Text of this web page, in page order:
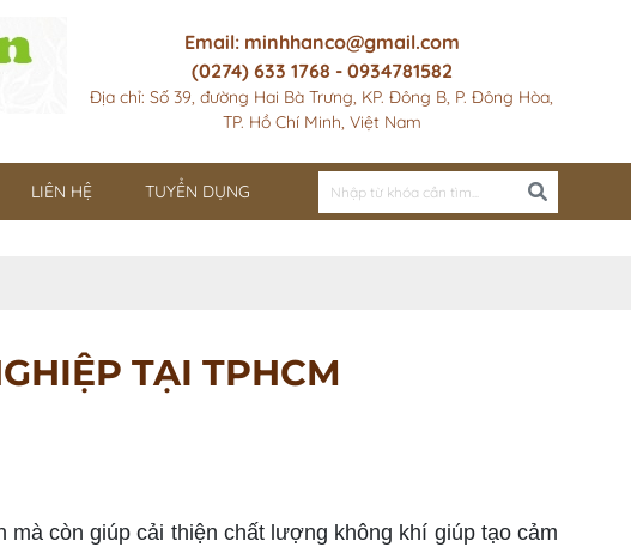
Email: minhhanco@gmail.com
(0274) 633 1768 - 0934781582
Địa chỉ: Số 39, đường Hai Bà Trưng, KP. Đông B, P. Đông Hòa,
TP. Hồ Chí Minh, Việt Nam
LIÊN HỆ TUYỂN DỤNG
TẠI TPHCM
còn giúp cải thiện chất lượng không khí giúp tạo cảm